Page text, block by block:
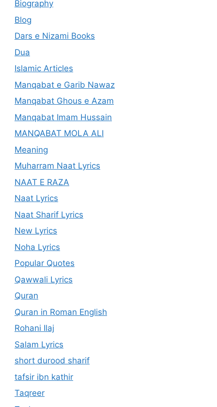
Biography
Blog
Dars e Nizami Books
Dua
Islamic Articles
Manqabat e Garib Nawaz
Manqabat Ghous e Azam
Manqabat Imam Hussain
MANQABAT MOLA ALI
Meaning
Muharram Naat Lyrics
NAAT E RAZA
Naat Lyrics
Naat Sharif Lyrics
New Lyrics
Noha Lyrics
Popular Quotes
Qawwali Lyrics
Quran
Quran in Roman English
Rohani Ilaj
Salam Lyrics
short durood sharif
tafsir ibn kathir
Taqreer